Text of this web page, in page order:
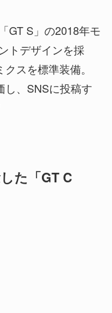
GT S」の2018年モ
トデザインを採
スを標準装備。
し、SNSに投稿す
た「GT C